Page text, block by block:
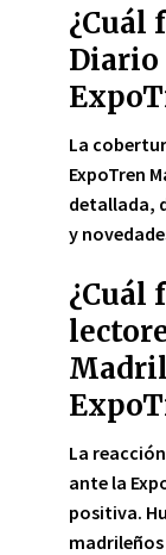
¿Cuál
Diario
La
ExpoTren
detallada,
y
¿Cuál
La
ante la
positiva.